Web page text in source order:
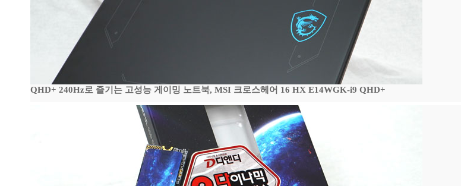
QHD+ 240Hz로 즐기는 고성능 게이밍 노트북, MSI 크로스헤어 16 HX E14WGK-i9 QHD+